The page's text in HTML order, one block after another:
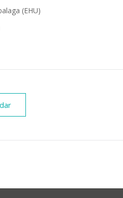
(EHU)